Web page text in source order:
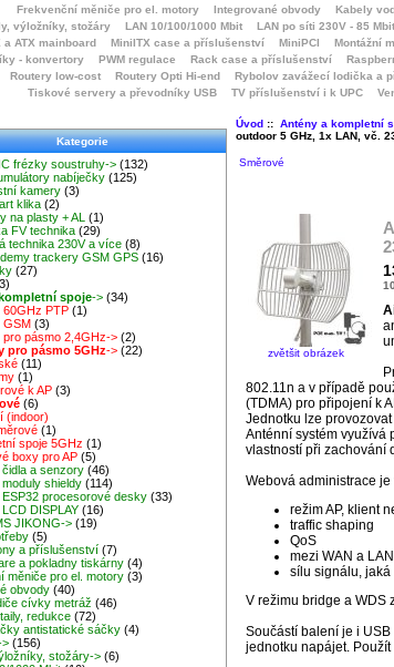
Frekvenční měniče pro el. motory
Integrované obvody Kabely
výložníky, stožáry
LAN 10/100/1000 Mbit LAN po síti 230V - 85 Mbit
a ATX mainboard
MiniITX case a příslušenství MiniPCI Montážní
- konvertory
PWM regulace Rack case a příslušenství
Routery low-cost
Routery Opti Hi-end Rybolov zavážecí lodička a
Tiskové servery a převodníky USB
TV příslušenství i k UPC
Kategorie
frézky soustruhy-> (132)
nabíječky (125)
kamery (3)
klika (2)
na plasty + AL
(1)
FV technika (29)
technika 230V a více (8)
trackery GSM GPS (16)
(27)
spoje-> (34)
60GHz PTP (1)
GSM (3)
pro pásmo 2,4GHz-> (2)
pro pásmo 5GHz-> (22)
(11)
(1)
k AP (3)
(6)
(indoor)
(1)
spoje 5GHz (1)
boxy pro AP (5)
a senzory (46)
shieldy (114)
procesorové desky (33)
DISPLAY (16)
JIKONG-> (19)
(5)
a příslušenství (7)
a pokladny tiskárny (4)
měniče pro el. motory (3)
obvody (40)
cívky metráž (46)
redukce (72)
antistatické sáčky (4)
> (156)
stožáry-> (6)
Úvod:: Antény a kompletní
outdoor 5 GHz, 1x LAN, vč.
Směrové
zvětšit obrázek
802.11n a v případě
(TDMA) pro připojení k
Jednotku lze
Anténní systém využívá
vlastností při zachování
Webová administrace
režim AP, klient
traffic shaping
QoS
mezi WAN a
sílu signálu,
V režimu bridge a WDS
Součástí balení je i
jednotku napájet.